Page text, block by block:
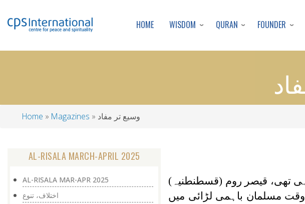
HOME WISDOM QURAN FOUNDER
Breadcrumb
Home Magazines وسيع تر مفاد
تھی، قیصر روم (قسطنطنیہ)
مسلمان باہمی لڑائی میں
AL-RISALA MARCH-APRIL 2025
AL-RISALA MAR-APR 2025
اختلاف، تنوع